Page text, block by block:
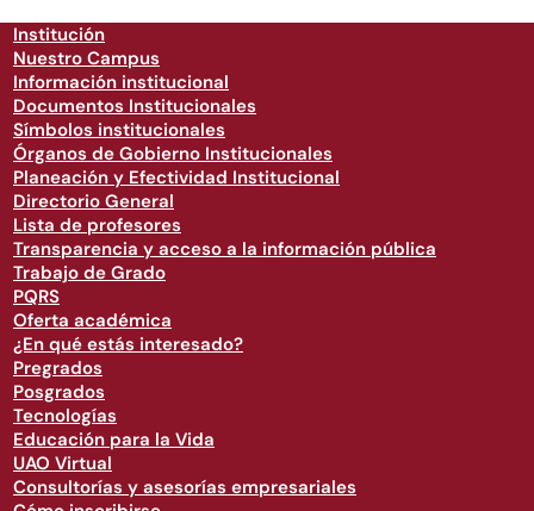
Institución
Nuestro Campus
Información institucional
Documentos Institucionales
Símbolos institucionales
Órganos de Gobierno Institucionales
Planeación y Efectividad Institucional
Directorio General
Lista de profesores
Transparencia y acceso a la información pública
Trabajo de Grado
PQRS
Oferta académica
¿En qué estás interesado?
Pregrados
Posgrados
Tecnologías
Educación para la Vida
UAO Virtual
Consultorías y asesorías empresariales